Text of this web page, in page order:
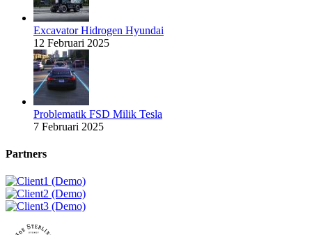
Excavator Hidrogen Hyundai
12 Februari 2025
Problematik FSD Milik Tesla
7 Februari 2025
Partners